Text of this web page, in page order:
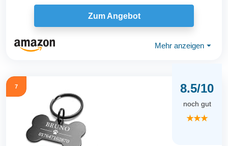
Halsband - Dog...
Zum Angebot
Mehr anzeigen ⏷
7 8.5/10
noch gut
★★★